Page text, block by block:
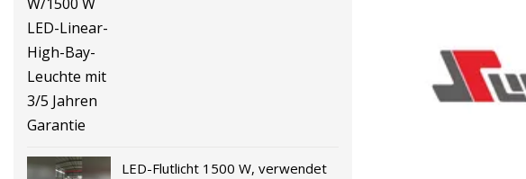
LED-Flutlicht 1500 W, verwendet